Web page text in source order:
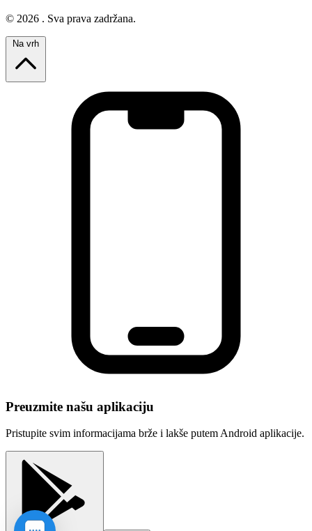
© 2026 . Sva prava zadržana.
Preuzmite našu aplikaciju
Pristupite svim informacijama brže i lakše putem Android aplikacije.